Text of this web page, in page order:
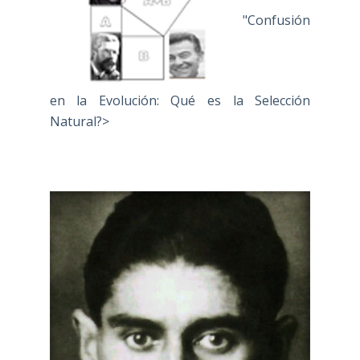
"Confusión
en la Evolución: Qué es la Selección
Natural?>